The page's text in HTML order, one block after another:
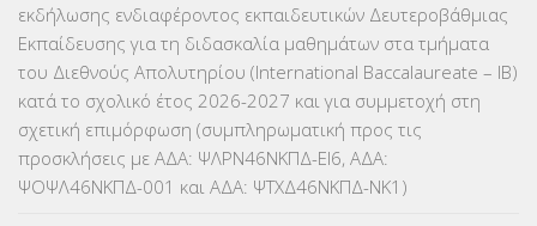
ΕΠΙΜΟΡΦΩΣΗ Τ.Π.Ε.(10)
ΕΥΡΩΠΑΪΚΑ ΠΡΟΓΡΑΜΜΑΤΑ(230)
ΚΕΣΥ (60)
ΚΕΣΥΠ(109)
εκδήλωσης ενδιαφέροντος εκπαιδευτικών Δευτεροβάθμιας
Εκπαίδευσης για τη διδασκαλία μαθημάτων στα τμήματα
του Διεθνούς Απολυτηρίου (International Baccalaureate – IB)
κατά το σχολικό έτος 2026-2027 και για συμμετοχή στη
σχετική επιμόρφωση (συμπληρωματική προς τις
προσκλήσεις με ΑΔΑ: ΨΛΡΝ46ΝΚΠΔ-ΕΙ6, ΑΔΑ:
ΨΟΨΛ46ΝΚΠΔ-001 και ΑΔΑ: ΨΤΧΔ46ΝΚΠΔ-ΝΚ1)